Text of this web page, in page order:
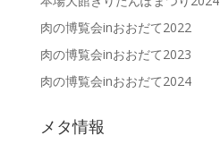
肉の博覧会inおおだて2022
肉の博覧会inおおだて2023
肉の博覧会inおおだて2024
メタ情報